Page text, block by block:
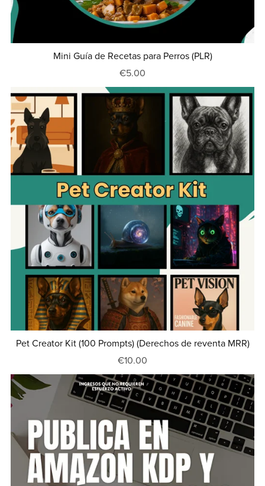
Mini Guía de Recetas para Perros (PLR)
€5.00
Pet Creator Kit (100 Prompts) (Derechos de reventa MRR)
€10.00